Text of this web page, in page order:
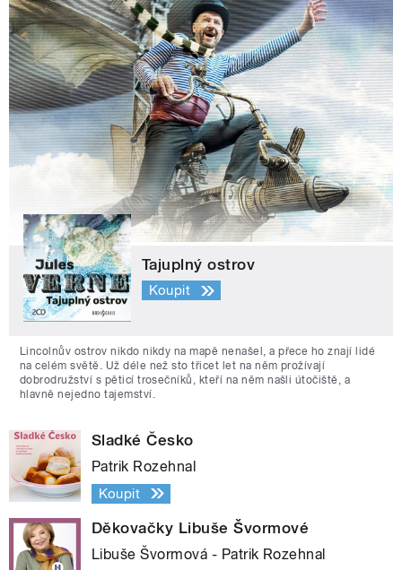
Tajuplný ostrov
Koupit
Lincolnův ostrov nikdo nikdy na mapě nenašel, a přece ho znají lidé
na celém světě. Už déle než sto třicet let na něm prožívají
dobrodružství s pěticí trosečníků, kteří na něm našli útočiště, a
hlavně nejedno tajemství.
Sladké Česko
Patrik Rozehnal
Koupit
Děkovačky Libuše Švormové
Libuše Švormová - Patrik Rozehnal